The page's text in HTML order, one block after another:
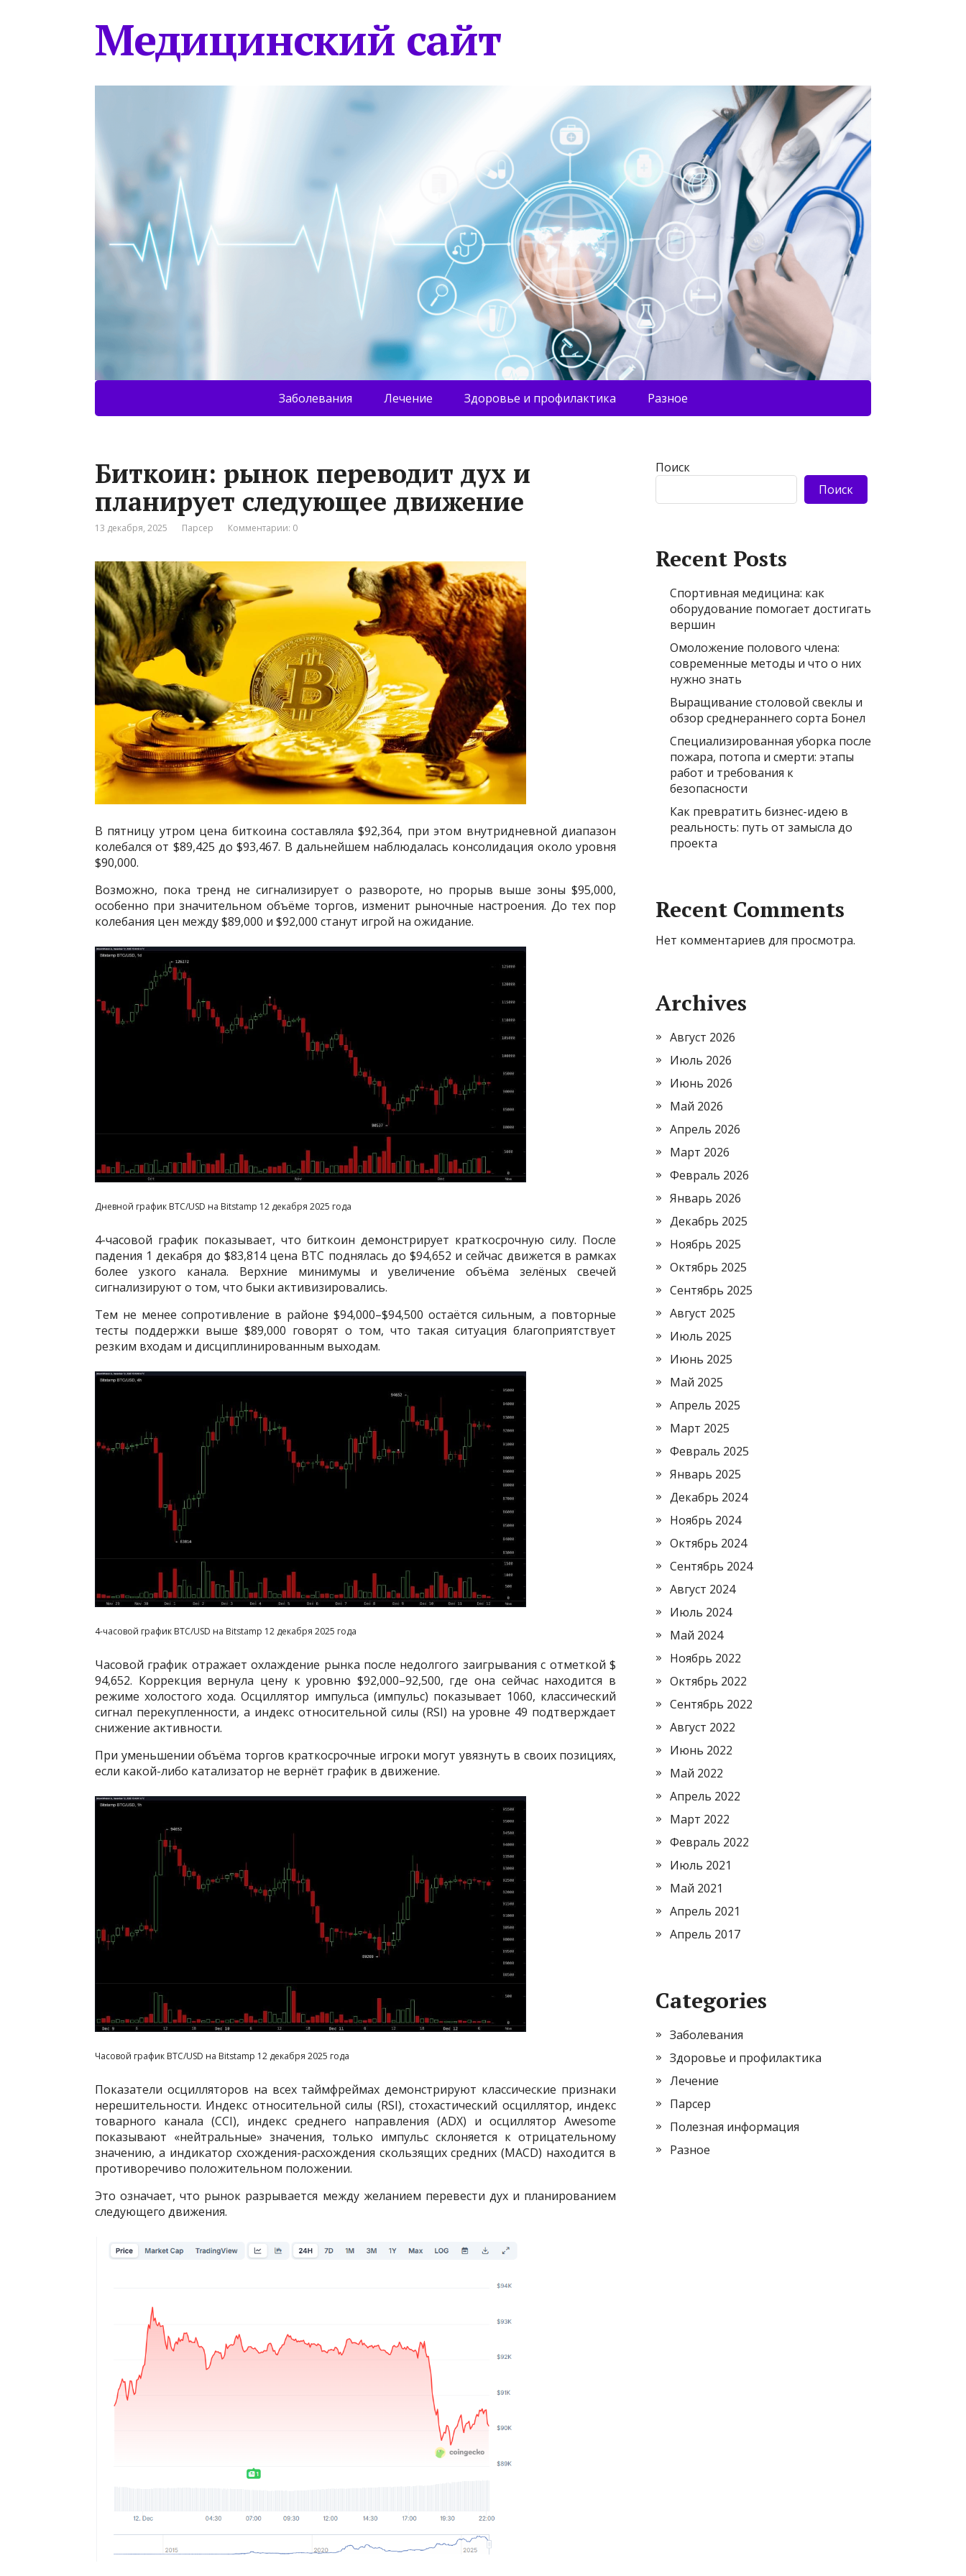
Медицинский сайт
Заболевания Лечение Здоровье и профилактика Разное
Биткоин: рынок переводит дух и
планирует следующее движение
13 декабря, 2025 Парсер Комментарии: 0
В пятницу утром цена биткоина составляла $92,364, при этом внутридневной диапазон
колебался от $89,425 до $93,467. В дальнейшем наблюдалась консолидация около уровня
$90,000.
Возможно, пока тренд не сигнализирует о развороте, но прорыв выше зоны $95,000,
особенно при значительном объёме торгов, изменит рыночные настроения. До тех пор
колебания цен между $89,000 и $92,000 станут игрой на ожидание.
Дневной график BTC/USD на Bitstamp 12 декабря 2025 года
4-часовой график показывает, что биткоин демонстрирует краткосрочную силу. После
падения 1 декабря до $83,814 цена BTC поднялась до $94,652 и сейчас движется в рамках
более узкого канала. Верхние минимумы и увеличение объёма зелёных свечей
сигнализируют о том, что быки активизировались.
Тем не менее сопротивление в районе $94,000–$94,500 остаётся сильным, а повторные
тесты поддержки выше $89,000 говорят о том, что такая ситуация благоприятствует
резким входам и дисциплинированным выходам.
4-часовой график BTC/USD на Bitstamp 12 декабря 2025 года
Часовой график отражает охлаждение рынка после недолгого заигрывания с отметкой $​​
94,652. Коррекция вернула цену к уровню $92,000–92,500, где она сейчас находится в
режиме холостого хода. Осциллятор импульса (импульс) показывает 1060, классический
сигнал перекупленности, а индекс относительной силы (RSI) на уровне 49 подтверждает
снижение активности.
При уменьшении объёма торгов краткосрочные игроки могут увязнуть в своих позициях,
если какой-либо катализатор не вернёт график в движение.
Часовой график BTC/USD на Bitstamp 12 декабря 2025 года
Показатели осцилляторов на всех таймфреймах демонстрируют классические признаки
нерешительности. Индекс относительной силы (RSI), стохастический осциллятор, индекс
товарного канала (CCI), индекс среднего направления (ADX) и осциллятор Awesome
показывают «нейтральные» значения, только импульс склоняется к отрицательному
значению, а индикатор схождения-расхождения скользящих средних (MACD) находится в
противоречиво положительном положении.
Это означает, что рынок разрывается между желанием перевести дух и планированием
следующего движения.
Поиск
Поиск
Recent Posts
Спортивная медицина: как
оборудование помогает достигать
вершин
Омоложение полового члена:
современные методы и что о них
нужно знать
Выращивание столовой свеклы и
обзор среднераннего сорта Бонел
Специализированная уборка после
пожара, потопа и смерти: этапы
работ и требования к
безопасности
Как превратить бизнес-идею в
реальность: путь от замысла до
проекта
Recent Comments
Нет комментариев для просмотра.
Archives
Август 2026
Июль 2026
Июнь 2026
Май 2026
Апрель 2026
Март 2026
Февраль 2026
Январь 2026
Декабрь 2025
Ноябрь 2025
Октябрь 2025
Сентябрь 2025
Август 2025
Июль 2025
Июнь 2025
Май 2025
Апрель 2025
Март 2025
Февраль 2025
Январь 2025
Декабрь 2024
Ноябрь 2024
Октябрь 2024
Сентябрь 2024
Август 2024
Июль 2024
Май 2024
Ноябрь 2022
Октябрь 2022
Сентябрь 2022
Август 2022
Июнь 2022
Май 2022
Апрель 2022
Март 2022
Февраль 2022
Июль 2021
Май 2021
Апрель 2021
Апрель 2017
Categories
Заболевания
Здоровье и профилактика
Лечение
Парсер
Полезная информация
Разное